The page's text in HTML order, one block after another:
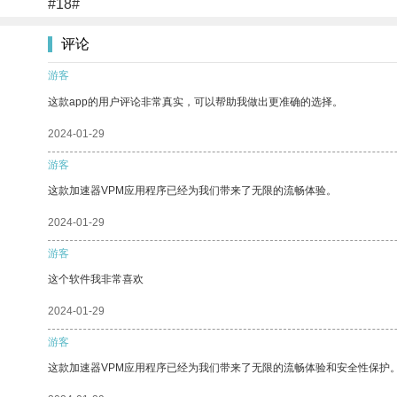
#18#
评论
游客
这款app的用户评论非常真实，可以帮助我做出更准确的选择。
2024-01-29
游客
这款加速器VPM应用程序已经为我们带来了无限的流畅体验。
2024-01-29
游客
这个软件我非常喜欢
2024-01-29
游客
这款加速器VPM应用程序已经为我们带来了无限的流畅体验和安全性保护